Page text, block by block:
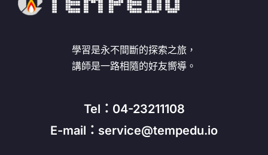
學習是永不間斷的探索之旅，
講師是一路相隨的好友嚮導。
Tel：04-23211108
E-mail：service@tempedu.io